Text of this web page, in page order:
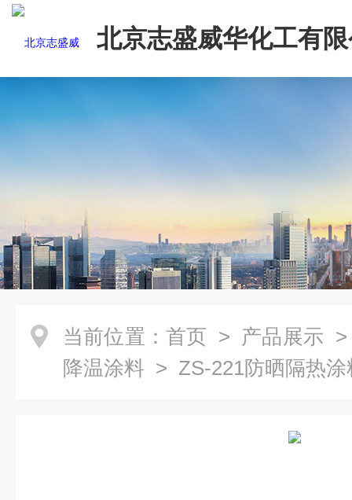
北京志盛威华化工有
当前位置： 首页 > 产品展示
降温涂料 > ZS-221防晒隔热